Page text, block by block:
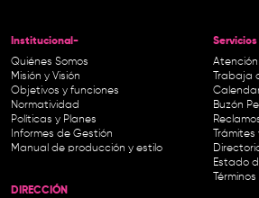
Institucional-
Quiénes Somos
Misión y Visión
Objetivos y funciones
Normatividad
Políticas y Planes
Informes de Gestión
Manual de producción y estilo
Servicios
Trabaja
Buzón
Estado
DIRECCIÓN